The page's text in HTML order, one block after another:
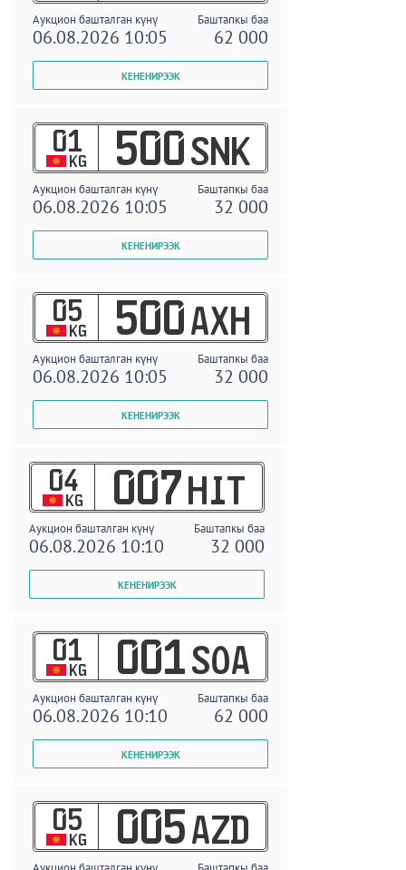
Аукцион башталган күнү Баштапкы баа
06.08.2026 10:05 62 000
01
KG 500 SNK
Аукцион башталган күнү Баштапкы баа
06.08.2026 10:05 32 000
05
KG 500 AXH
Аукцион башталган күнү Баштапкы баа
06.08.2026 10:05 32 000
04
KG 007 HIT
Аукцион башталган күнү Баштапкы баа
06.08.2026 10:10 32 000
01
KG 001 SOA
Аукцион башталган күнү Баштапкы баа
06.08.2026 10:10 62 000
05
KG 005 AZD